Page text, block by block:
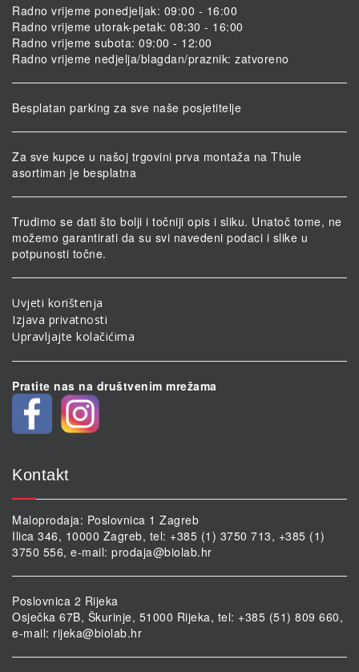
Radno vrijeme ponedjeljak: 09:00 - 16:00
Radno vrijeme utorak-petak: 08:30 - 16:00
Radno vrijeme subota: 09:00 - 12:00
Radno vrijeme nedjelja/blagdan/praznik: zatvoreno
Besplatan parking za sve naše posjetitelje
Za sve kupce u našoj trgovini prva montaža na Thule
asortiman je besplatna
Trudimo se dati što bolji i točniji opis i sliku. Unatoč tome, ne
možemo garantirati da su svi navedeni podaci i slike u
potpunosti točne.
Uvjeti korištenja
Izjava privatnosti
Upravljajte kolačićima
Pratite nas na društvenim mrežama
Kontakt
Maloprodaja: Poslovnica 1 Zagreb
Ilica 346, 10000 Zagreb, tel: +385 (1) 3750 713, +385 (1)
3750 556, e-mail: prodaja@biolab.hr
Poslovnica 2 Rijeka
Osječka 67B, Škurinje, 51000 Rijeka, tel: +385 (51) 809 660,
e-mail: rijeka@biolab.hr